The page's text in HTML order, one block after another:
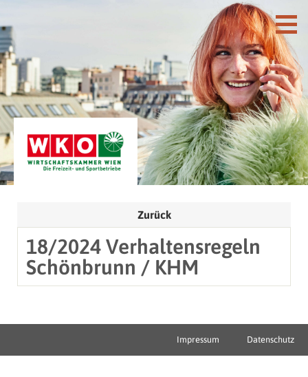
Zurück
18/2024 Verhaltensregeln
Schönbrunn / KHM
Impressum Datenschutz